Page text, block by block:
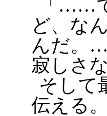
「……
ど、な
んだ。
寂しさ
そして
伝える。